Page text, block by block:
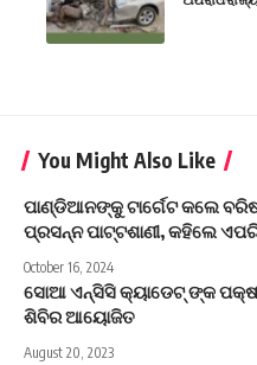
You Might Also Like
ପାଣ୍ଡିଆନଙ୍କୁ ଟାର୍ଗେଟ କଲେ
ପ୍ରସନ୍ନ ପାଟ୍ଟଶାଣୀ, କହିଲେ
October 16, 2024
ସୋଆ ଏନ୍‌ସିସି କ୍ୟାଡେଟ୍ ଙ୍କ
ଶିବିର ଆୟୋଜିତ
August 20, 2023